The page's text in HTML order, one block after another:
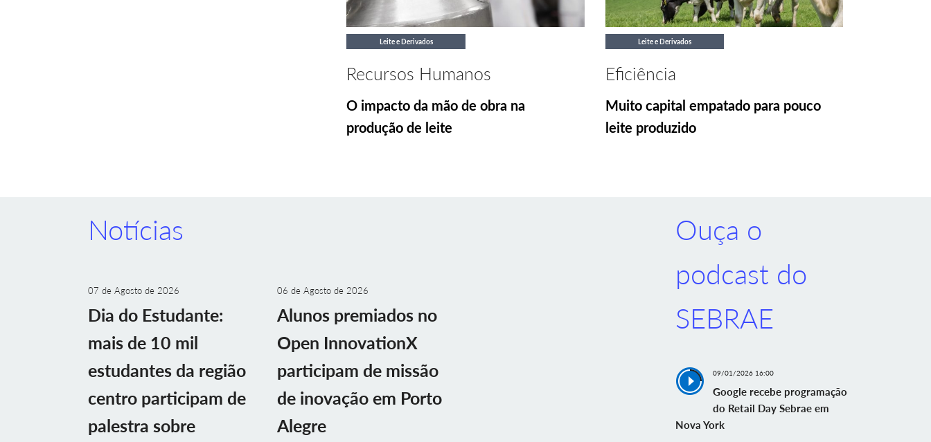
Leite e Derivados
Recursos Humanos
O impacto da mão de obra na
produção de leite
Leite e Derivados
Eficiência
Muito capital empatado para pouco
leite produzido
Notícias
07 de Agosto de 2026
Dia do Estudante:
mais de 10 mil
estudantes da região
centro participam de
palestra sobre
06 de Agosto de 2026
Alunos premiados no
Open InnovationX
participam de missão
de inovação em Porto
Alegre
Ouça o
podcast do
SEBRAE
09/01/2026 16:00
Google recebe programação
do Retail Day Sebrae em
Nova York